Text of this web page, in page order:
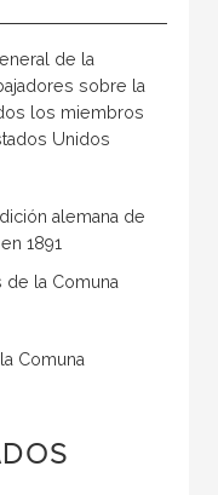
de la
sobre la
los miembros
Unidos
alemana de
1891
de la Comuna
Comuna